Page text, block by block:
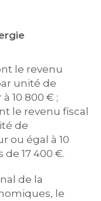
le revenu
unité de
10 800 € ;
le revenu fiscal
de
ou égal à 10
17 400 €.
de la
le